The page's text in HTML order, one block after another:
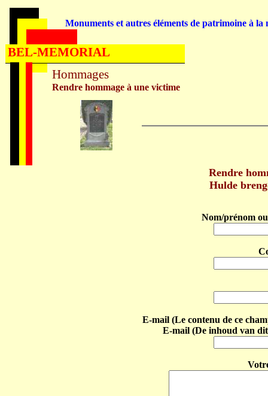
Rendre
Hulde
Nom/prénom
E-mail (Le contenu de ce
E-mail (De inhoud van
Hommages
Rendre hommage à une victime
Monuments et autres éléments de patrimoine à la
BEL-MEMORIAL